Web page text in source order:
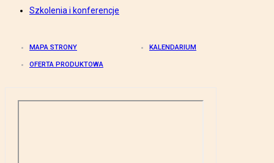
Szkolenia i konferencje
MAPA STRONY KALENDARIUM
OFERTA PRODUKTOWA